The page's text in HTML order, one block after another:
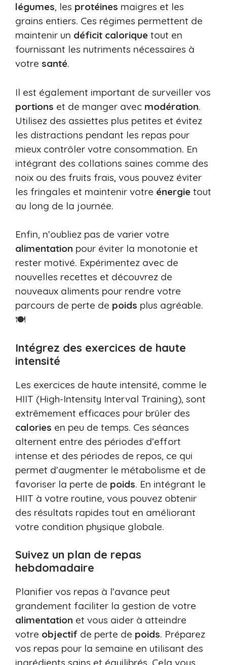
légumes, les protéines maigres et les
grains entiers. Ces régimes permettent de
maintenir un déficit calorique tout en
fournissant les nutriments nécessaires à
votre santé.
Il est également important de surveiller vos
portions et de manger avec modération.
Utilisez des assiettes plus petites et évitez
les distractions pendant les repas pour
mieux contrôler votre consommation. En
intégrant des collations saines comme des
noix ou des fruits frais, vous pouvez éviter
les fringales et maintenir votre énergie tout
au long de la journée.
Enfin, n’oubliez pas de varier votre
alimentation pour éviter la monotonie et
rester motivé. Expérimentez avec de
nouvelles recettes et découvrez de
nouveaux aliments pour rendre votre
parcours de perte de poids plus agréable.
🍽️
Intégrez des exercices de haute
intensité
Les exercices de haute intensité, comme le
HIIT (High-Intensity Interval Training), sont
extrêmement efficaces pour brûler des
calories en peu de temps. Ces séances
alternent entre des périodes d’effort
intense et des périodes de repos, ce qui
permet d’augmenter le métabolisme et de
favoriser la perte de poids. En intégrant le
HIIT à votre routine, vous pouvez obtenir
des résultats rapides tout en améliorant
votre condition physique globale.
Suivez un plan de repas
hebdomadaire
Planifier vos repas à l’avance peut
grandement faciliter la gestion de votre
alimentation et vous aider à atteindre
votre objectif de perte de poids. Préparez
vos repas pour la semaine en utilisant des
ingrédients sains et équilibrés. Cela vous